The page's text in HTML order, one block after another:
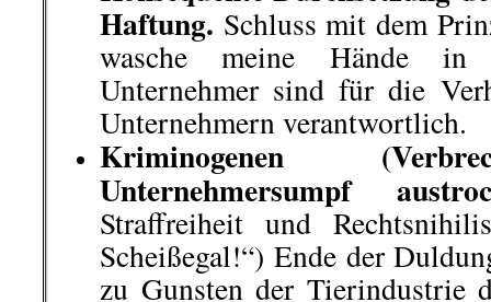
└ Schlagwörter:Allgemein
Arbeiterklasse, Ausland, Berlin-Mitte
das ist gut so!
Boykottiert Kamps!
Belarus stört Internetzugang,III. Weg,
Klassenjustiz,kommentierbare
Literatur,
Mahnwache gegen Stuttgart
Datenschutzbehörde stoppt Jobcenter-
Gesellschaft,Polizeiwillkür,Rechte
Grundschulen tätig
,Roter Morgen,
weiter!,Soziales ,Stuttgart:
Bewegung
Wochenrückblick